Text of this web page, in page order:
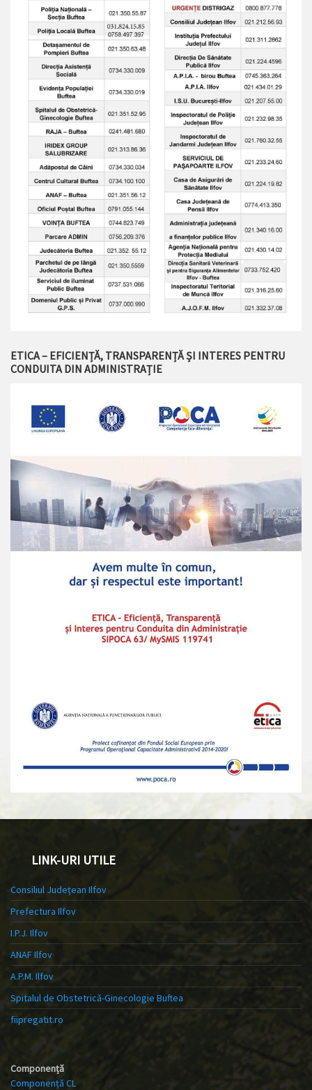
ETICA – EFICIENȚĂ, TRANSPARENȚĂ ȘI INTERES PENTRU
CONDUITA DIN ADMINISTRAȚIE
LINK-URI UTILE
Consiliul Județean Ilfov
Prefectura Ilfov
I.P.J. Ilfov
ANAF Ilfov
A.P.M. Ilfov
Spitalul de Obstetrică-Ginecologie Buftea
fiipregatit.ro
Componență
Componență CL